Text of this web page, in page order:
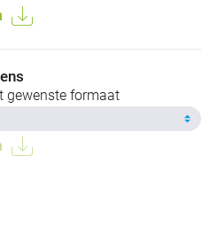
gewenste formaat